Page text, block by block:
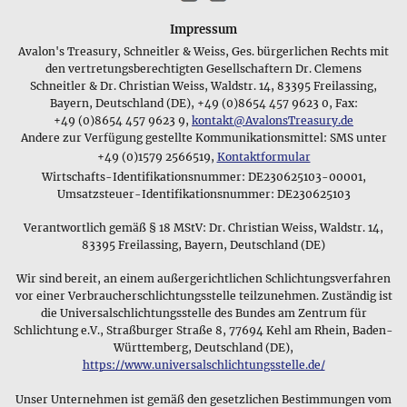
Nachteil durch unser sehr großes Sortiment und das breite
Angebot an Hintergrundinformationen ausgeglichen wird,
die so in einem normalen Geschäft nicht möglich wären. Und
natürlich bemühen wir uns, die Kaufentscheidung durch
aussagekräftige Photos und genaue Beschreibungen der
verschiedenen Schmuckstückezu erleichtern, und bieten mit
einem einmonatigen Rückgaberecht einen Kauf ohne Risiko
an.
Anfangs verkaufte Avalon's Treasury primär edle
Steine, wobei wir nur Steine von außergewöhnlicher Qualität
Buchform anboten. Diese Mineralien und Edelsteine sind
heute noch ein beliebter Bereich unseres Sortiments und
überzeugen unsere Kunden aufgrund der gemmologisch
garantierten Echtheit der Steine. Heute sind wir ein
Onlineshop für edlen und zeitlosen Schmuck und bieten
Anhänger, verschiedene Mineralien und ein breites
Sortiment an Edelsteinen. Unsere Schmuckkollektion enthält
alte und moderne Designs gefertigt aus verschiedenen
bestimmte Halskette oder Partnerarmreifen tragen, so wie es
bei uns üblich ist, Eheringe als Ausdruck der
Zusammengehörigkeit zu verwenden. In den meisten
Kulturen finden sich daher Schmuckstücke, die einen
bestimmten Lebensabschnitt eines Menschenbegleiten oder
seinen Status innerhalb der Gruppe anzeigen sollen und
diesen Zweck aufgrund ihrer Symbolik und ihrer Materialien
erfüllen, die für ihren Träger eine besondere Bedeutung
haben.
Impressum
Avalon's Treasury, Schneitler & Weiss, Ges. bürgerlichen Rechts mit
den vertretungsberechtigten Gesellschaftern Dr. Clemens
Schneitler & Dr. Christian Weiss, Waldstr. 14, 83395 Freilassing,
Bayern, Deutschland (DE), +49 (0)8654 457 9623 0, Fax:
+49 (0)8654 457 9623 9, kontakt@AvalonsTreasury.de
Andere zur Verfügung gestellte Kommunikationsmittel: SMS unter
+49 (0)1579 2566519, Kontaktformular
Wirtschafts-Identifikationsnummer: DE230625103-00001,
Umsatzsteuer-Identifikationsnummer: DE230625103
Verantwortlich gemäß § 18 MStV: Dr. Christian Weiss, Waldstr. 14,
83395 Freilassing, Bayern, Deutschland (DE)
Wir sind bereit, an einem außergerichtlichen Schlichtungsverfahren
vor einer Verbraucherschlichtungsstelle teilzunehmen. Zuständig ist
die Universalschlichtungsstelle des Bundes am Zentrum für
Schlichtung e.V., Straßburger Straße 8, 77694 Kehl am Rhein, Baden-
Württemberg, Deutschland (DE),
https://www.universalschlichtungsstelle.de/
Unser Unternehmen ist gemäß den gesetzlichen Bestimmungen vom